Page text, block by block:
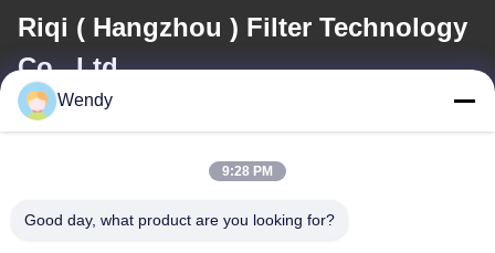
Riqi ( Hangzhou ) Filter Technology
Co., Ltd.
ই-মেইল
wendy@hzriqi.com
Wendy
9:28 PM
Good day, what product are you looking for?